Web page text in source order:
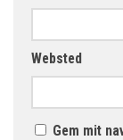
Websted
Gem mit